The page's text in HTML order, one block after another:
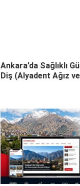
Ankara’da Sağlıklı
Diş (Alyadent Ağız